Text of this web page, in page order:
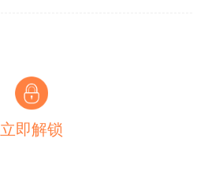
立即解锁